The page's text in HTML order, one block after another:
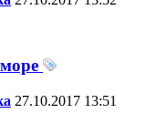
27.10.2017 13:51